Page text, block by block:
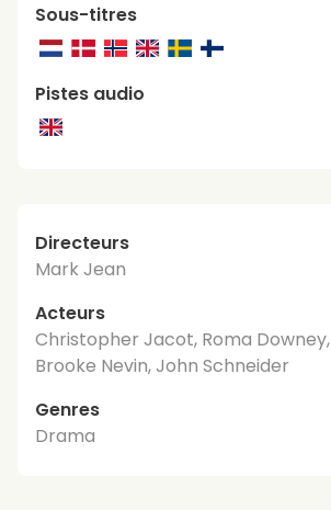
Sous-titres
Pistes audio
Directeurs
Mark Jean
Acteurs
Christopher Jacot, Roma Downey,
Brooke Nevin, John Schneider
Genres
Drama